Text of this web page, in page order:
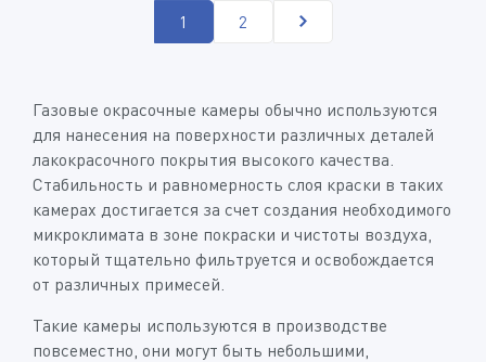
1 2
Газовые окрасочные камеры обычно используются
для нанесения на поверхности различных деталей
лакокрасочного покрытия высокого качества.
Стабильность и равномерность слоя краски в таких
камерах достигается за счет создания необходимого
микроклимата в зоне покраски и чистоты воздуха,
который тщательно фильтруется и освобождается
от различных примесей.
Такие камеры используются в производстве
повсеместно, они могут быть небольшими,